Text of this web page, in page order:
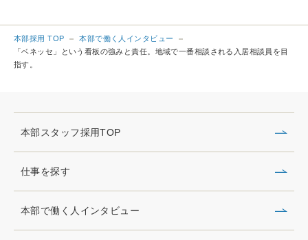
本部採用 TOP
本部で働く人インタビュー
「ベネッセ」という看板の強みと責任。地域で一番相談される入居相談員を目
指す。
本部スタッフ採用TOP
仕事を探す
本部で働く人インタビュー